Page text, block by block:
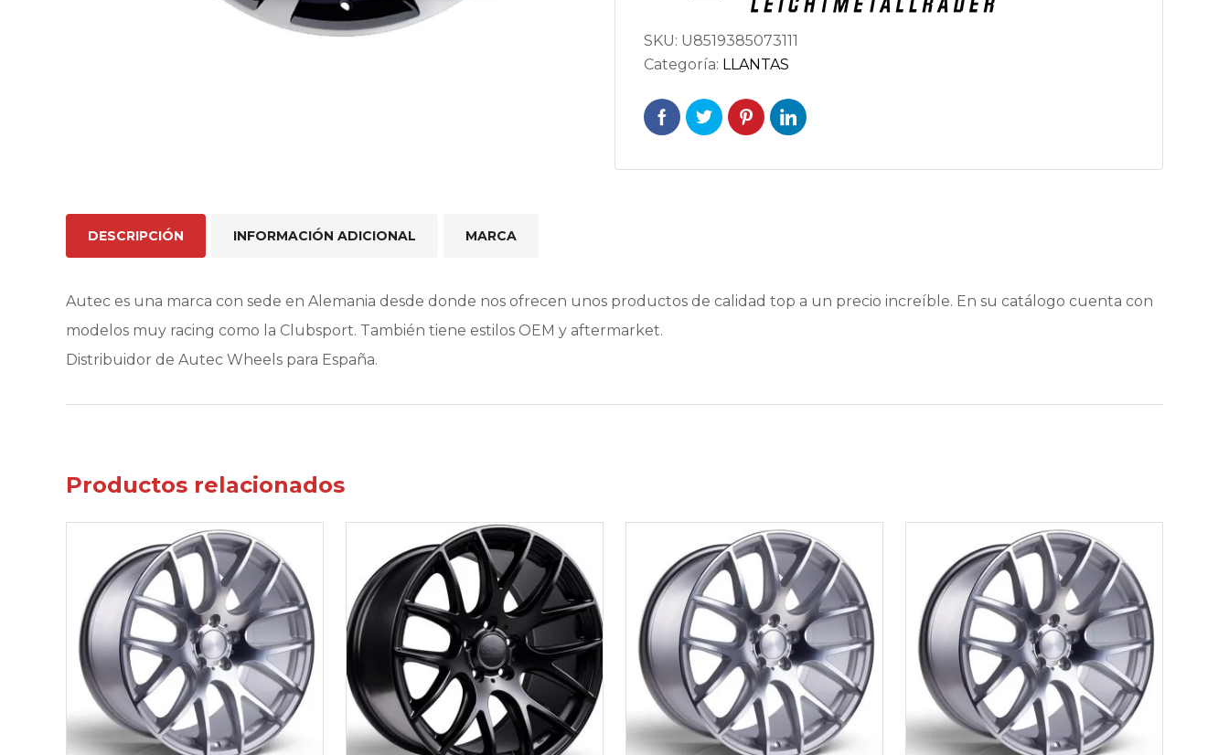
SKU: U8519385073111
Categoría: LLANTAS
DESCRIPCIÓN INFORMACIÓN ADICIONAL MARCA
Autec es una marca con sede en Alemania desde donde nos ofrecen unos productos de calidad top a un precio increíble. En su catálogo cuenta con
modelos muy racing como la Clubsport. También tiene estilos OEM y aftermarket.
Distribuidor de Autec Wheels para España.
Productos relacionados